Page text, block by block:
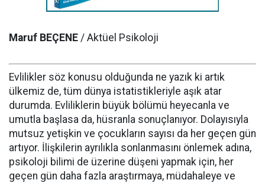
Maruf BEÇENE / Aktüel Psikoloji
Evlilikler söz konusu olduğunda ne yazık ki artık
ülkemiz de, tüm dünya istatistikleriyle aşık atar
durumda. Evliliklerin büyük bölümü heyecanla ve
umutla başlasa da, hüsranla sonuçlanıyor. Dolayısıyla
mutsuz yetişkin ve çocukların sayısı da her geçen gün
artıyor. İlişkilerin ayrılıkla sonlanmasını önlemek adına,
psikoloji bilimi de üzerine düşeni yapmak için, her
geçen gün daha fazla araştırmaya, müdahaleye ve